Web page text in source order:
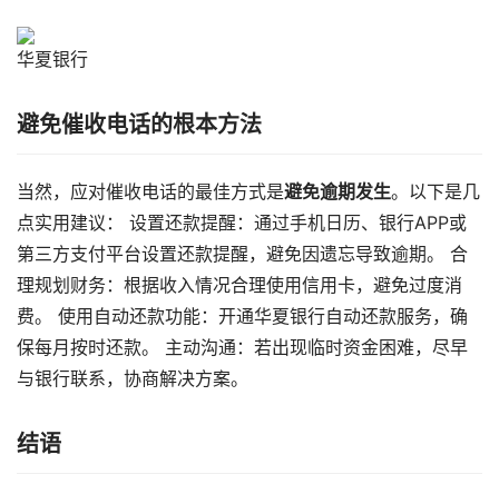
华夏银行
避免催收电话的根本方法
当然，应对催收电话的最佳方式是​​避免逾期发生​​。以下是几
点实用建议： 设置还款提醒：通过手机日历、银行APP或
第三方支付平台设置还款提醒，避免因遗忘导致逾期。 合
理规划财务：根据收入情况合理使用信用卡，避免过度消
费。 使用自动还款功能：开通华夏银行自动还款服务，确
保每月按时还款。 主动沟通：若出现临时资金困难，尽早
与银行联系，协商解决方案。
结语